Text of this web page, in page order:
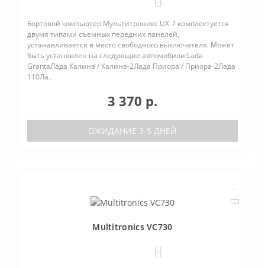
Бортовой компьютер Мультитроникс UX-7 комплектуется
двумя типами съемных передних панелей,
устанавливается в место свободного выключателя. Может
быть установлен на следующие автомобили:Lada
GrantaЛада Калина / Калина-2Лада Приора / Приора-2Лада
110Ла..
3 370 р.
ОЖИДАНИЕ 3-5 ДНЕЙ
Multitronics VC730